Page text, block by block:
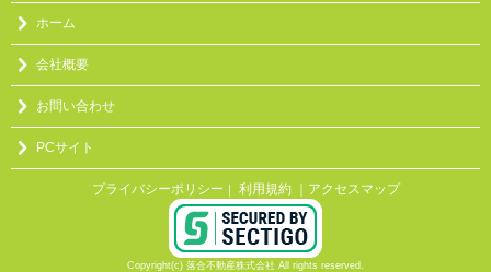
ホーム
会社概要
お問い合わせ
PCサイト
プライバシーポリシー ｜ 利用規約 ｜アクセスマップ
Copyright(c) 落合不動産株式会社 All rights reserved.